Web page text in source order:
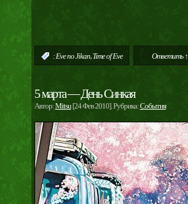
: Eve no Jikan, Time of Eve Ответить ↑
5 марта — День Синкая
Автор:Mitsu[24 Фев 2010]. Рубрика:События